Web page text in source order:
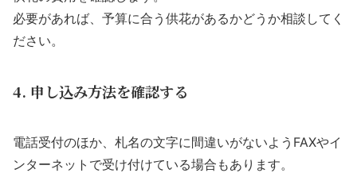
必要があれば、予算に合う供花があるかどうか相談してく
ださい。
4. 申し込み方法を確認する
電話受付のほか、札名の文字に間違いがないようFAXやイ
ンターネットで受け付けている場合もあります。